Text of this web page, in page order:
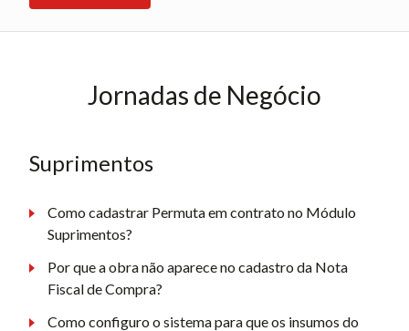
Jornadas de Negócio
Suprimentos
Como cadastrar Permuta em contrato no Módulo
Suprimentos?
Por que a obra não aparece no cadastro da Nota
Fiscal de Compra?
Como configuro o sistema para que os insumos do